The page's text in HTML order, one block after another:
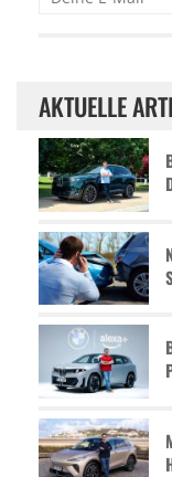
AKTUELLE